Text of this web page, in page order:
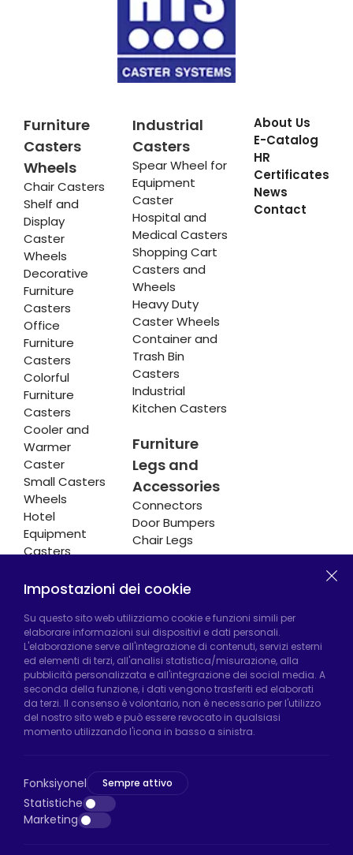
Furniture
Casters
Wheels
Chair Casters
Shelf and
Display
Caster
Wheels
Decorative
Furniture
Casters
Office
Furniture
Casters
Colorful
Furniture
Casters
Cooler and
Warmer
Caster
Small Casters
Wheels
Hotel
Equipment
Casters
Industrial
Casters
Spear Wheel for
Equipment
Caster
Hospital and
Medical Casters
Shopping Cart
Casters and
Wheels
Heavy Duty
Caster Wheels
Container and
Trash Bin
Casters
Industrial
Kitchen Casters
Furniture
Legs and
Accessories
Connectors
Door Bumpers
Chair Legs
About Us
E-Catalog
HR
Certificates
News
Contact
Fabbrica di Hadımköy:Atatürk Industrial Zone,
Uzunçayır Street, No:11 Hadımköy, 34555
Arnavutköy/Istanbul
Telefono:+90 212 640 66 46
Email:export@htsteker.com
Negozio Bayrampasa:Kocatepe
Bayrampaşa/Istanbul
Telefono:+90 530 044 64 87
Email:info@htsteker.com
Impostazioni dei cookie
Su questo sito web utilizziamo cookie e funzioni simili per
elaborare informazioni sui dispositivi e dati personali.
L'elaborazione serve all'integrazione di contenuti, servizi esterni
ed elementi di terzi, all'analisi statistica/misurazione, alla
pubblicità personalizzata e all'integrazione dei social media. A
seconda della funzione, i dati vengono trasferiti ed elaborati
da terzi. Il consenso è volontario, non è necessario per l'utilizzo
del nostro sito web e può essere revocato in qualsiasi
momento utilizzando l'icona in basso a sinistra.
Fonksiyonel Sempre attivo
Statistiche
Marketing